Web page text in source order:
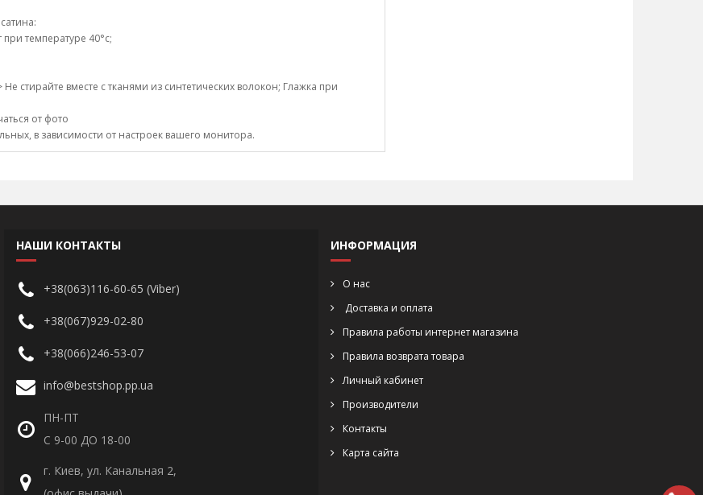
температуре 40°c;
стирайте вместе с тканями из синтетических волокон; Глажка при
от фото
в зависимости от настроек вашего монитора.
НАШИ КОНТАКТЫ
+38(063)116-60-65 (Viber)
+38(067)929-02-80
+38(066)246-53-07
info@bestshop.pp.ua
ПН-ПТ
С 9-00 ДО 18-00
г. Киев, ул. Канальная 2,
ИНФОРМАЦИЯ
О нас
Доставка и оплата
Правила работы интернет магазина
Правила возврата товара
Личный кабинет
Производители
Контакты
Карта сайта